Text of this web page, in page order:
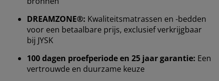
DREAMZONE®: Kwaliteitsmatrassen en -bedden
voor een betaalbare prijs, exclusief verkrijgbaar
bij JYSK
100 dagen proefperiode en 25 jaar garantie: Een
vertrouwde en duurzame keuze
tijdens het bezoeken van onze website. Cookies
verzamelen informatie over jou om functionaliteit,
statistieken en relevante marketing te waarborgen.
Wanneer je marketingcookies accepteert, delen we je
browsergegevens met marketingpartners (zoals